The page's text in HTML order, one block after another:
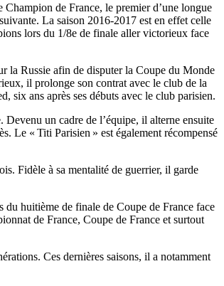
de France, le premier d’une longue
La saison 2016-2017 est en effet celle
lors du 1/8e de finale aller victorieux face
la Russie afin de disputer la Coupe du Monde
il prolonge son contrat avec le club de la
six ans après ses débuts avec le club parisien.
un cadre de l’équipe, il alterne ensuite
Le « Titi Parisien » est également récompensé
Fidèle à sa mentalité de guerrier, il garde
du huitième de finale de Coupe de France face
de France, Coupe de France et surtout
Ces dernières saisons, il a notamment